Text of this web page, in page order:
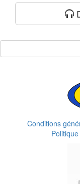
Conditions